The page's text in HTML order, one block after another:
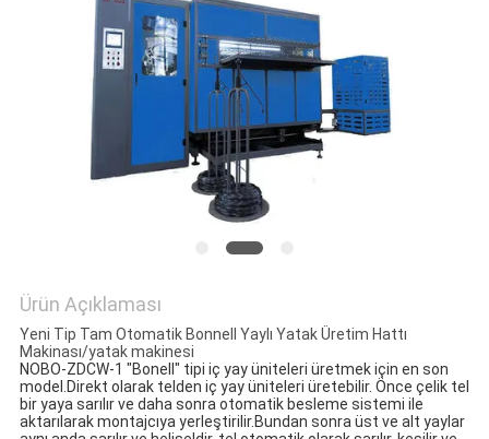
HARITASI
GIZLILIK
POLITIKASI
Ürün Açıklaması
Yeni Tip Tam Otomatik Bonnell Yaylı Yatak Üretim Hattı
Makinası/yatak makinesi
NOBO-ZDCW-1 "Bonell" tipi iç yay üniteleri üretmek için en son
model.Direkt olarak telden iç yay üniteleri üretebilir. Önce çelik tel
bir yaya sarılır ve daha sonra otomatik besleme sistemi ile
aktarılarak montajcıya yerleştirilir.Bundan sonra üst ve alt yaylar